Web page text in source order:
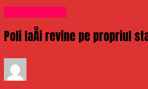
Poli IaÅi revine pe propriul